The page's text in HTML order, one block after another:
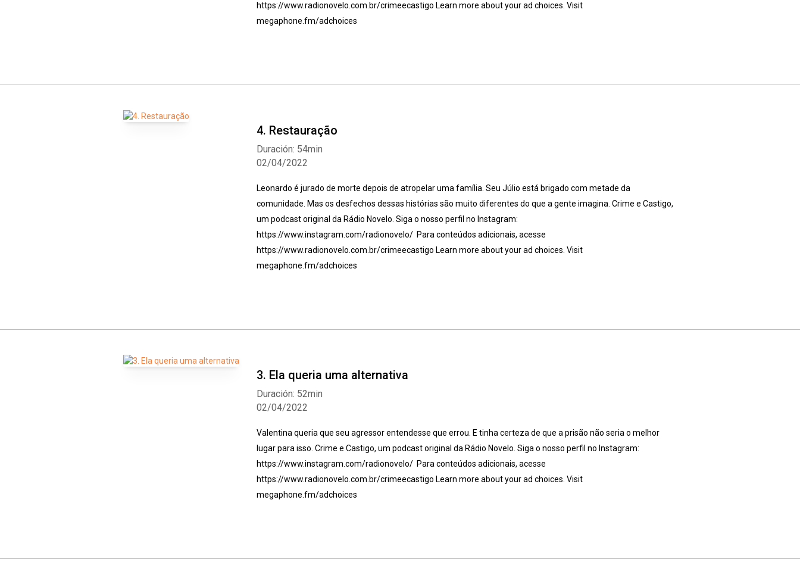
https://www.radionovelo.com.br/crimeecastigo Learn more about your ad choices. Visit
megaphone.fm/adchoices
4. Restauração
02/04/2022
Duración: 54min
Leonardo é jurado de morte depois de atropelar uma família. Seu Júlio está brigado com metade da
comunidade. Mas os desfechos dessas histórias são muito diferentes do que a gente imagina. Crime e Castigo,
um podcast original da Rádio Novelo. Siga o nosso perfil no Instagram:
https://www.instagram.com/radionovelo/ Para conteúdos adicionais, acesse
https://www.radionovelo.com.br/crimeecastigo Learn more about your ad choices. Visit
megaphone.fm/adchoices
3. Ela queria uma alternativa
02/04/2022
Duración: 52min
Valentina queria que seu agressor entendesse que errou. E tinha certeza de que a prisão não seria o melhor
lugar para isso. Crime e Castigo, um podcast original da Rádio Novelo. Siga o nosso perfil no Instagram:
https://www.instagram.com/radionovelo/ Para conteúdos adicionais, acesse
https://www.radionovelo.com.br/crimeecastigo Learn more about your ad choices. Visit
megaphone.fm/adchoices